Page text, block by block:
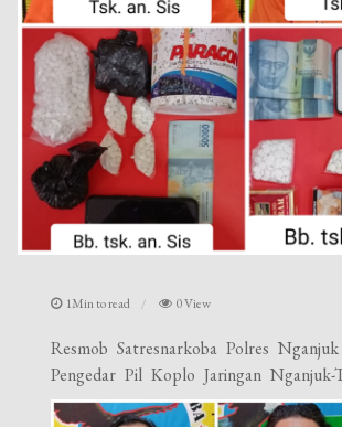
1Min to read 0 View
Resmob Satresnarkoba Polres
Pengedar Pil Koplo Jaringan Nganjuk-